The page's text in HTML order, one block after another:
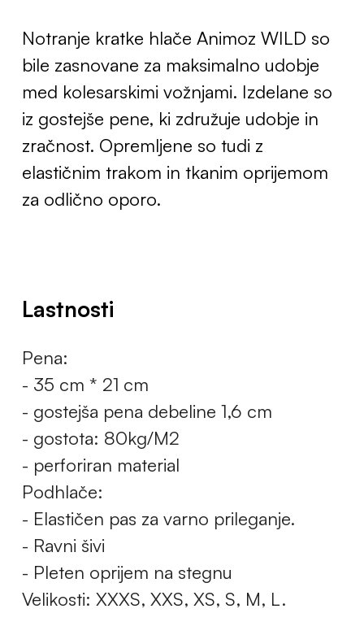
Notranje kratke hlače Animoz WILD so
bile zasnovane za maksimalno udobje
med kolesarskimi vožnjami. Izdelane so
iz gostejše pene, ki združuje udobje in
zračnost. Opremljene so tudi z
elastičnim trakom in tkanim oprijemom
za odlično oporo.
Lastnosti
Pena:
- 35 cm * 21 cm
- gostejša pena debeline 1,6 cm
- gostota: 80kg/M2
- perforiran material
Podhlače:
- Elastičen pas za varno prileganje.
- Ravni šivi
- Pleten oprijem na stegnu
Velikosti: XXXS, XXS, XS, S, M, L.